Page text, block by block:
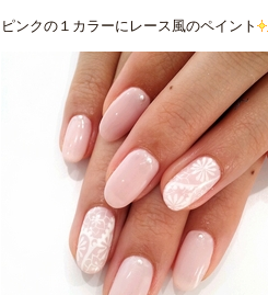
ピンクの１カラーにレース風のペイント